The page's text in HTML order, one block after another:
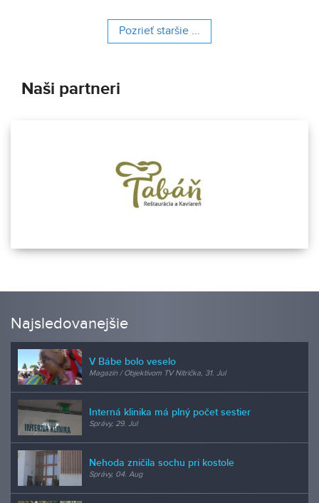
Pozrieť staršie ...
Naši partneri
Najsledovanejšie
V Bábe bolo veselo
Magazín / Objektívom TV Nitrička, 31. Jul
Interná klinika má plný počet sestier
Správy, 29. Jul
Nehoda zničila sochu pri kostole
Správy, 04. Aug